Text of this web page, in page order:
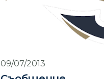
09/07/2013